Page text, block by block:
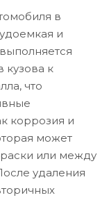
в
и
кузова к
что
коррозия и
может
или между
удаления